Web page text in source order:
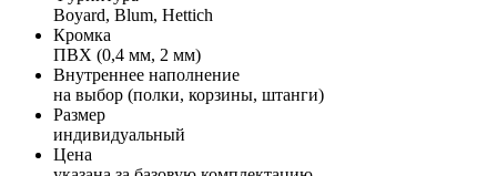
Boyard, Blum, Hettich
Кромка
ПВХ (0,4 мм, 2 мм)
Внутреннее наполнение
на выбор (полки, корзины, штанги)
Размер
индивидуальный
Цена